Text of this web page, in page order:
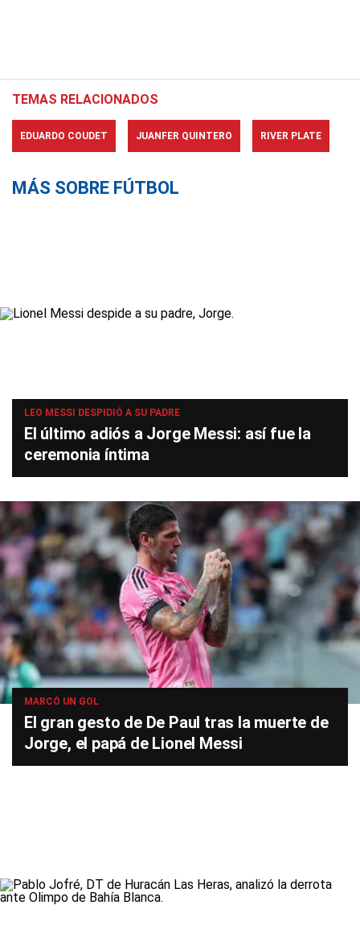
TEMAS RELACIONADOS
EDUARDO COUDET JUANFER QUINTERO RIVER PLATE
MÁS SOBRE FÚTBOL
LEO MESSI DESPIDIÓ A SU PADRE
El último adiós a Jorge Messi: así fue la
ceremonia íntima
MARCÓ UN GOL
El gran gesto de De Paul tras la muerte de
Jorge, el papá de Lionel Messi